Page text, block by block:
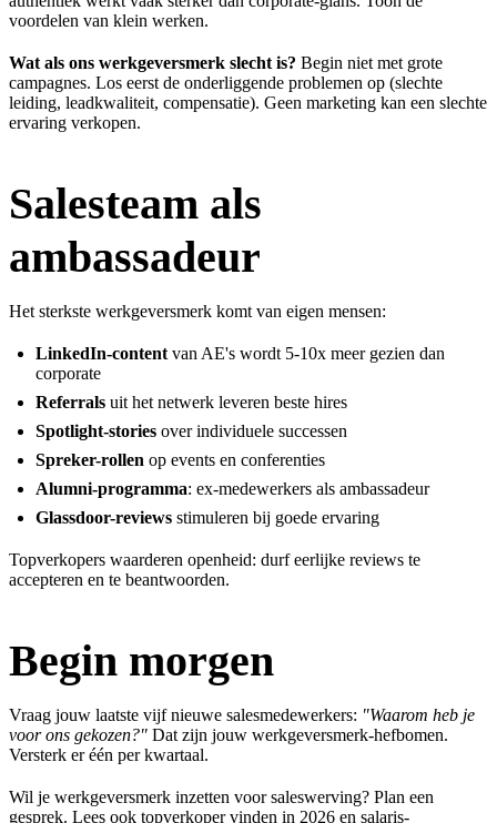
voordelen van klein werken.
Wat als ons werkgeversmerk slecht is? Begin niet met grote
campagnes. Los eerst de onderliggende problemen op (slechte
leiding, leadkwaliteit, compensatie). Geen marketing kan een slechte
ervaring verkopen.
Salesteam als
ambassadeur
Het sterkste werkgeversmerk komt van eigen mensen:
LinkedIn-content van AE's wordt 5-10x meer gezien dan
corporate
Referrals uit het netwerk leveren beste hires
Spotlight-stories over individuele successen
Spreker-rollen op events en conferenties
Alumni-programma: ex-medewerkers als ambassadeur
Glassdoor-reviews stimuleren bij goede ervaring
Topverkopers waarderen openheid: durf eerlijke reviews te
accepteren en te beantwoorden.
Begin morgen
Vraag jouw laatste vijf nieuwe salesmedewerkers: "Waarom heb je
voor ons gekozen?" Dat zijn jouw werkgeversmerk-hefbomen.
Versterk er één per kwartaal.
Wil je werkgeversmerk inzetten voor saleswerving? Plan een
gesprek. Lees ook topverkoper vinden in 2026 en salaris-